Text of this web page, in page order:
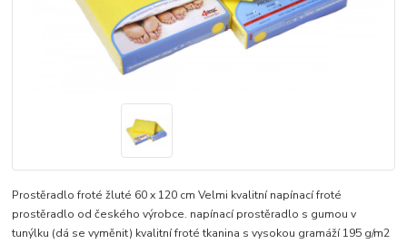
Prostěradlo froté žluté 60 x 120 cm Velmi kvalitní napínací froté
prostěradlo od českého výrobce. napínací prostěradlo s gumou v
tunýlku (dá se vyměnit) kvalitní froté tkanina s vysokou gramáží 195 g/m2